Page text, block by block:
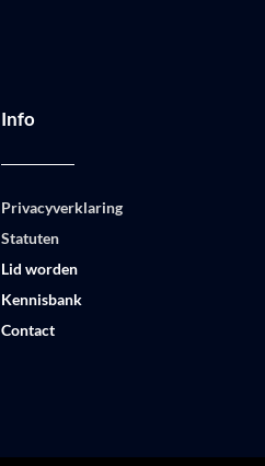
Info
Privacyverklaring
Statuten
Lid worden
Kennisbank
Contact